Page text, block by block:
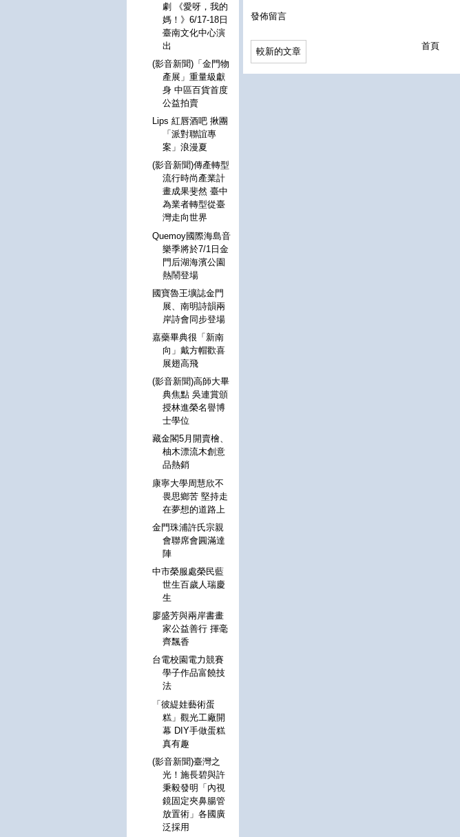
發佈留言
較新的文章
首頁
劇 《愛呀，我的
媽！》6/17-18日
臺南文化中心演
出
(影音新聞)「金門物
產展」重量級獻
身 中區百貨首度
公益拍賣
Lips 紅唇酒吧 揪團
「派對聯誼專
案」浪漫夏
(影音新聞)傳產轉型
流行時尚產業計
畫成果斐然 臺中
為業者轉型從臺
灣走向世界
Quemoy國際海島音
樂季將於7/1日金
門后湖海濱公園
熱鬧登場
國寶魯王壙誌金門
展、南明詩韻兩
岸詩會同步登場
嘉藥畢典很「新南
向」戴方帽歡喜
展翅高飛
(影音新聞)高師大畢
典焦點 吳連賞頒
授林進榮名譽博
士學位
藏金閣5月開賣檜、
柚木漂流木創意
品熱銷
康寧大學周慧欣不
畏思鄉苦 堅持走
在夢想的道路上
金門珠浦許氏宗親
會聯席會圓滿達
陣
中市榮服處榮民藍
世生百歲人瑞慶
生
廖盛芳與兩岸書畫
家公益善行 揮毫
齊飄香
台電校園電力競賽
學子作品富饒技
法
「彼緹娃藝術蛋
糕」觀光工廠開
幕 DIY手做蛋糕
真有趣
(影音新聞)臺灣之
光！施長碧與許
秉毅發明「內視
鏡固定夾鼻腸管
放置術」各國廣
泛採用